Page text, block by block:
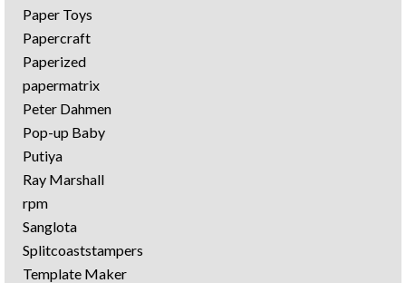
Paper Toys
Papercraft
Paperized
papermatrix
Peter Dahmen
Pop-up Baby
Putiya
Ray Marshall
rpm
Sanglota
Splitcoaststampers
Template Maker